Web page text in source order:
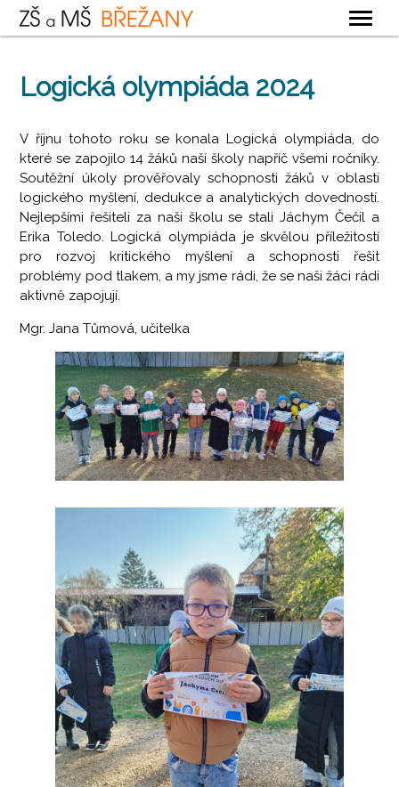
ZÁKLADNÍ ŠKOLA
ŠKOLNÍ DRUŽINA
ŠKOLNÍ JÍDELNA
KONTAKTY
Logická olympiáda 2024
V říjnu tohoto roku se konala Logická olympiáda, do
které se zapojilo 14 žáků naší školy napříč všemi ročníky.
Soutěžní úkoly prověřovaly schopnosti žáků v oblasti
logického myšlení, dedukce a analytických dovedností.
Nejlepšími řešiteli za naši školu se stali Jáchym Čečil a
Erika Toledo. Logická olympiáda je skvělou příležitostí
pro rozvoj kritického myšlení a schopnosti řešit
problémy pod tlakem, a my jsme rádi, že se naši žáci rádi
aktivně zapojují.
Mgr. Jana Tůmová, učitelka